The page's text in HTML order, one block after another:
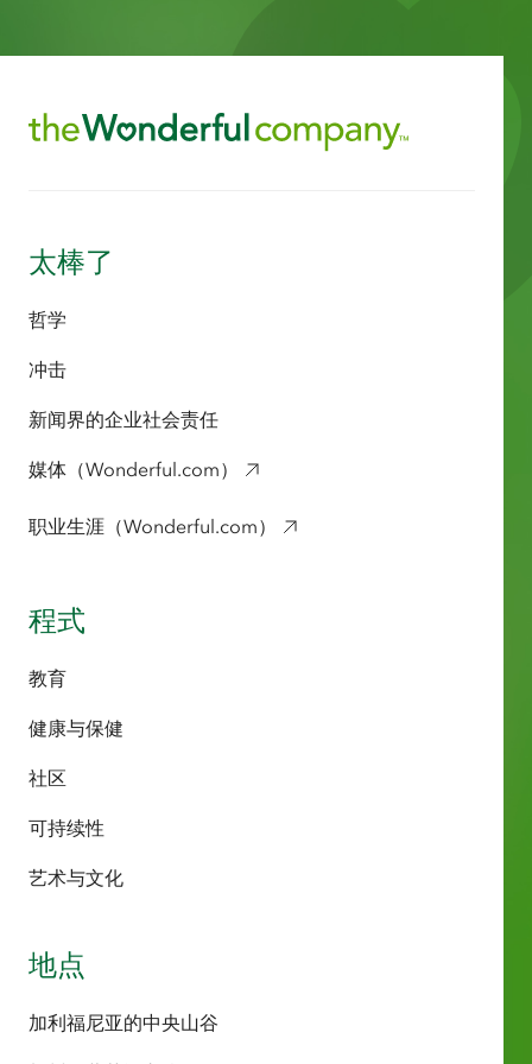
太棒了
哲学
冲击
新闻界的企业社会责任
媒体（Wonderful.com）
职业生涯（Wonderful.com）
程式
教育
健康与保健
社区
可持续性
艺术与文化
地点
加利福尼亚的中央山谷